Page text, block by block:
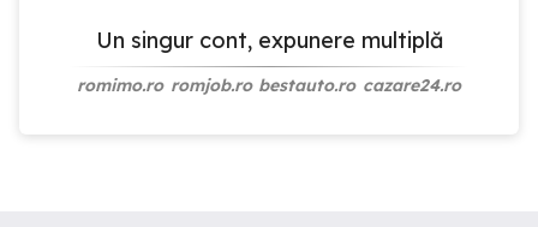
Un singur cont, expunere multiplă
romimo.ro romjob.ro bestauto.ro cazare24.ro